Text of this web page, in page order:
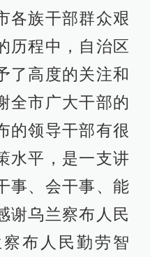
各族干部群众艰
历程中，自治区
了高度的关注和
全市广大干部的
的领导干部有很
水平，是一支讲
事、会干事、能
谢乌兰察布人民
布人民勤劳智